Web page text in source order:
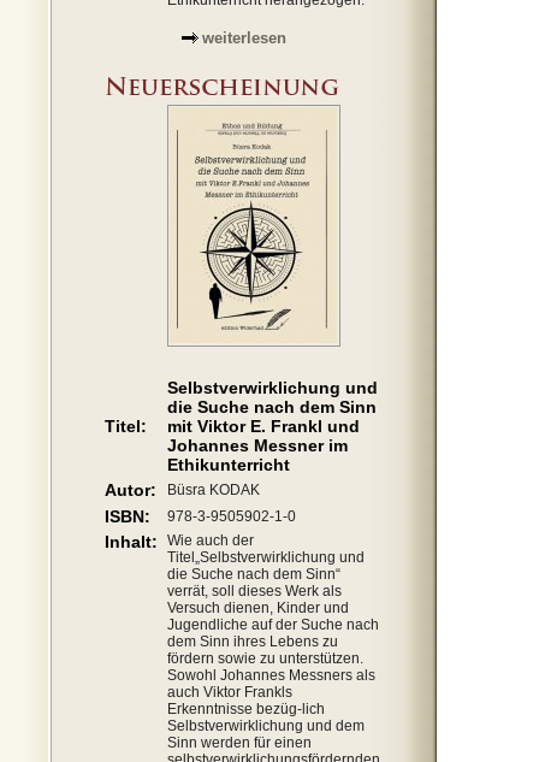
weiterlesen
Titel:
Selbstverwirklichung und
die Suche nach dem Sinn
mit Viktor E. Frankl und
Johannes Messner im
Ethikunterricht
Autor:
Büsra KODAK
ISBN: 978-3-9505902-1-0
Inhalt:
Wie auch der
Titel„Selbstverwirklichung und
die Suche nach dem Sinn“
verrät, soll dieses Werk als
Versuch dienen, Kinder und
Jugendliche auf der Suche nach
dem Sinn ihres Lebens zu
fördern sowie zu unterstützen.
Sowohl Johannes Messners als
auch Viktor Frankls
Erkenntnisse bezüg-lich
Selbstverwirklichung und dem
Sinn werden für einen